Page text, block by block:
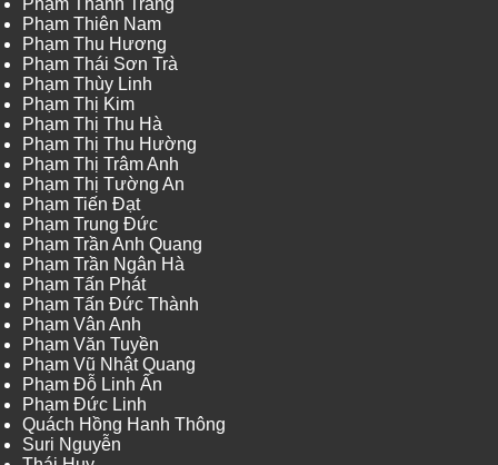
Phạm Thiên Nam
Phạm Thu Hương
Phạm Thái Sơn Trà
Phạm Thùy Linh
Phạm Thị Kim
Phạm Thị Thu Hà
Phạm Thị Thu Hường
Phạm Thị Trâm Anh
Phạm Thị Tường An
Phạm Tiến Đạt
Phạm Trung Đức
Phạm Trần Anh Quang
Phạm Trần Ngân Hà
Phạm Tấn Phát
Phạm Tấn Đức Thành
Phạm Vân Anh
Phạm Văn Tuyền
Phạm Vũ Nhật Quang
Phạm Đỗ Linh Ấn
Phạm Đức Linh
Quách Hồng Hanh Thông
Suri Nguyễn